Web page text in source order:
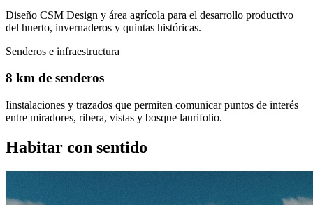
Diseño CSM Design y área agrícola para el desarrollo productivo
del huerto, invernaderos y quintas históricas.
Senderos e infraestructura
8 km de senderos
Iinstalaciones y trazados que permiten comunicar puntos de interés
entre miradores, ribera, vistas y bosque laurifolio.
Habitar con sentido